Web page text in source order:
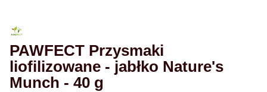
PAWFECT Przysmaki
liofilizowane - jabłko Nature's
Munch - 40 g